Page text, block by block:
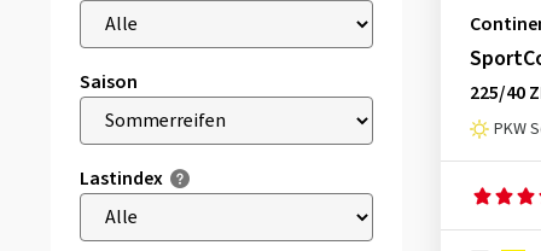
Saison
Lastindex
225/40
PKW